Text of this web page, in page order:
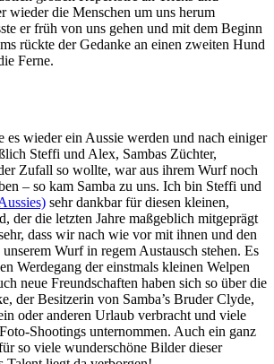
wieder die Menschen um uns herum
er früh von uns gehen und mit dem Beginn
rückte der Gedanke an einen zweiten Hund
Ferne.
es wieder ein Aussie werden und nach einiger
Steffi und Alex, Sambas Züchter,
Zufall so wollte, war aus ihrem Wurf noch
– so kam Samba zu uns. Ich bin Steffi und
sehr dankbar für diesen kleinen,
der die letzten Jahre maßgeblich mitgeprägt
dass wir nach wie vor mit ihnen und den
Wurf in regem Austausch stehen. Es
Werdegang der einstmals kleinen Welpen
neue Freundschaften haben sich so über die
der Besitzerin von Samba’s Bruder Clyde,
oder anderen Urlaub verbracht und viele
Shootings unternommen. Auch ein ganz
so viele wunderschöne Bilder dieser